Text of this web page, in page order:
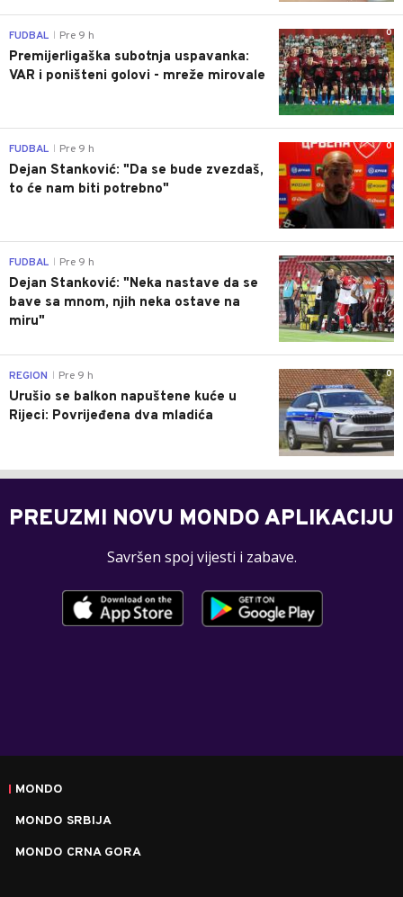
0
FUDBAL Pre 9 h
Premijerligaška subotnja uspavanka:
VAR i poništeni golovi - mreže mirovale
0
FUDBAL Pre 9 h
Dejan Stanković: "Da se bude zvezdaš,
to će nam biti potrebno"
0
FUDBAL Pre 9 h
Dejan Stanković: "Neka nastave da se
bave sa mnom, njih neka ostave na
miru"
0
REGION Pre 9 h
Urušio se balkon napuštene kuće u
Rijeci: Povrijeđena dva mladića
PREUZMI NOVU MONDO APLIKACIJU
Savršen spoj vijesti i zabave.
MONDO
MONDO SRBIJA
MONDO CRNA GORA